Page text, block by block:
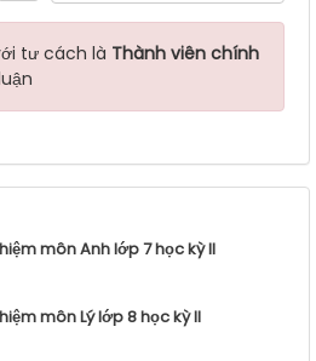
tư cách là Thành viên chính
môn Anh lớp 7 học kỳ II
môn Lý lớp 8 học kỳ II